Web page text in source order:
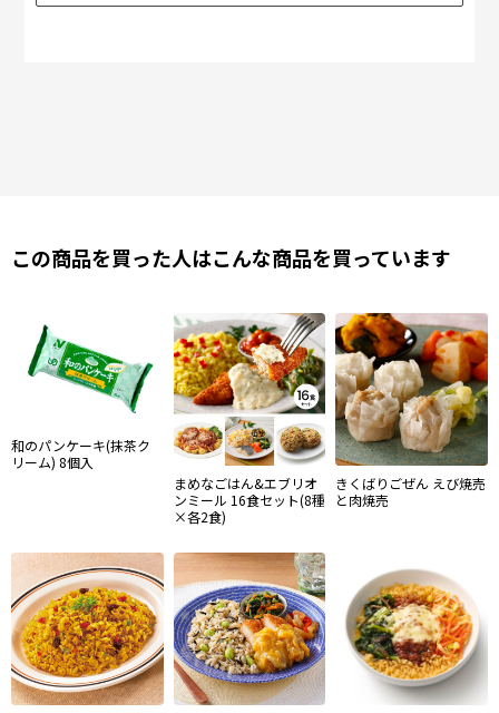
この商品を買った人はこんな商品を買っています
和のパンケーキ(抹茶ク
リーム) 8個入
まめなごはん&エブリオ
ンミール 16食セット(8種
×各2食)
きくばりごぜん えび焼売
と肉焼売